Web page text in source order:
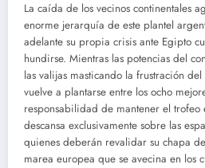
La caída de los vecinos continentales
enorme jerarquía de este plantel
adelante su propia crisis ante Egipto
hundirse. Mientras las potencias del
las valijas masticando la frustración
vuelve a plantarse entre los ocho
responsabilidad de mantener el trofeo
descansa exclusivamente sobre las
quienes deberán revalidar su chapa
marea europea que se avecina en los